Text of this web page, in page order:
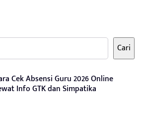
Cari
Cek Absensi Guru 2026 Online
Info GTK dan Simpatika